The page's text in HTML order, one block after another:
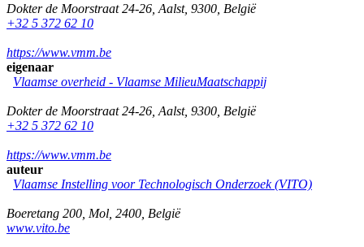
Dokter de Moorstraat 24-26 Aalst, 9300 België
+32 5 372 62 10
https://www.vmm.be
eigenaar
Vlaamse overheid - Vlaamse MilieuMaatschappij
Dokter de Moorstraat 24-26 Aalst, 9300 België
+32 5 372 62 10
https://www.vmm.be
auteur
Vlaamse Instelling voor Technologisch Onderzoek (VITO)
Boeretang 200 Mol 2400 België
www.vito.be